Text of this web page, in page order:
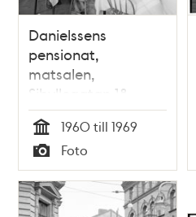
Danielssens
pensionat,
matsalen,
Sibyllegatan 18
Tid
1960 till 1969
Typ
Foto